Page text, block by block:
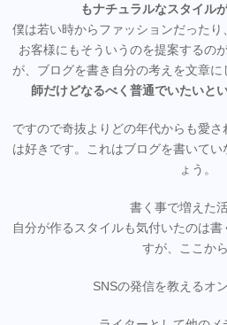
もナチュラルなスタイル
僕は若い時からファッションだった
お客様にもそういうのを提案するの
が、ブログを書き自分の考えを文章
師だけどなるべく普通でいたいと
ですので奇抜よりどの年代からも愛
は好きです。これはブログを書いて
ょう。
書く事で増えた
自分が作るスタイルも気付いたのは
すが、ここか
SNSの発信を教えるオ